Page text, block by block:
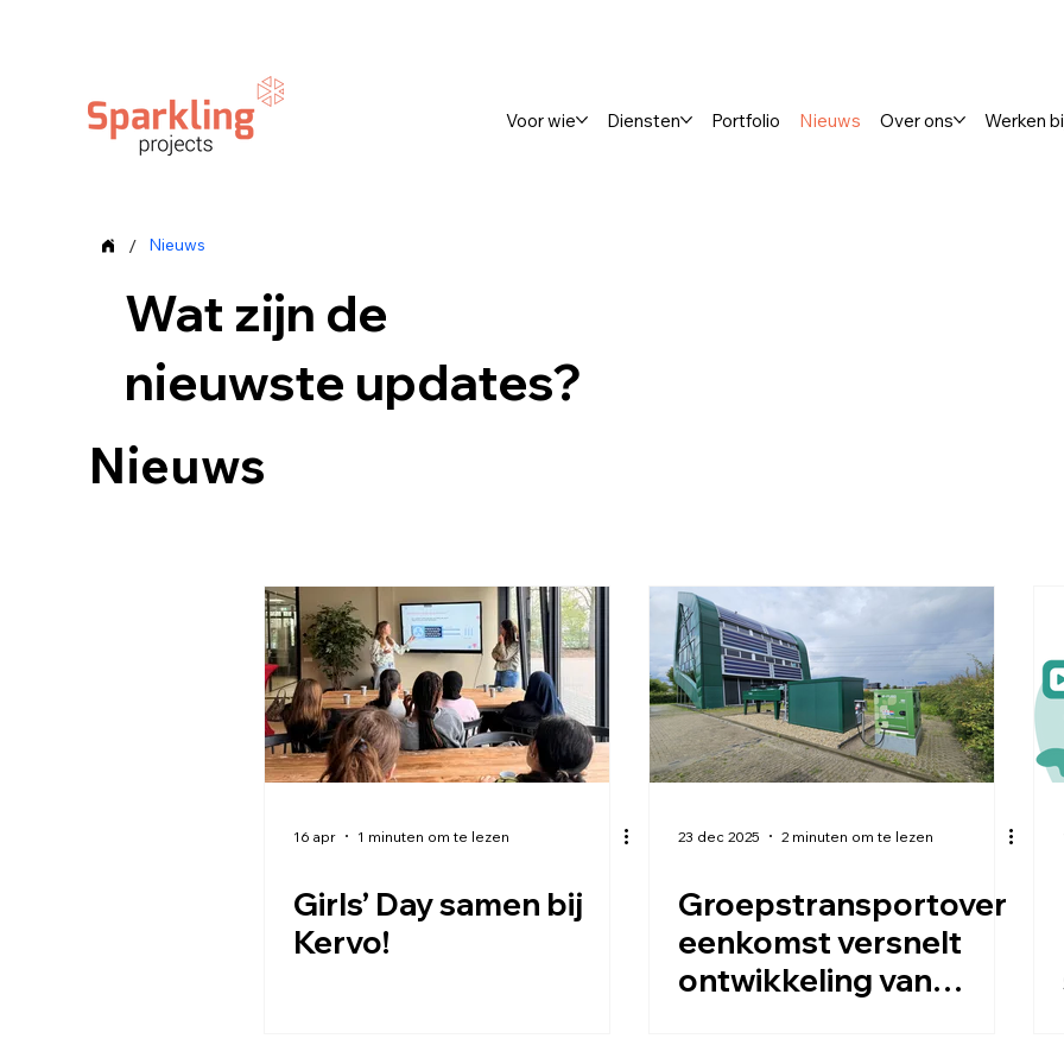
Voor wie Diensten Portfolio Nieuws Over ons Werken
/ Nieuws
Wat zijn de
nieuwste updates?
Nieuws
16 apr 1 minuten om te lezen
Girls’ Day samen bij
Kervo!
23 dec 2025 2 minuten om te lezen
Groepstransportover
eenkomst versnelt
ontwikkeling van